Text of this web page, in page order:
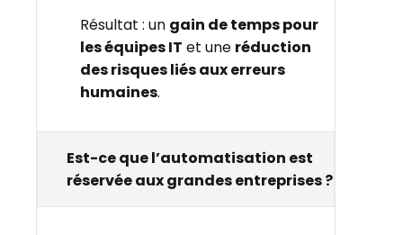
Résultat : un gain de temps pour
les équipes IT et une réduction
des risques liés aux erreurs
humaines.
Est-ce que l’automatisation est
réservée aux grandes entreprises ?